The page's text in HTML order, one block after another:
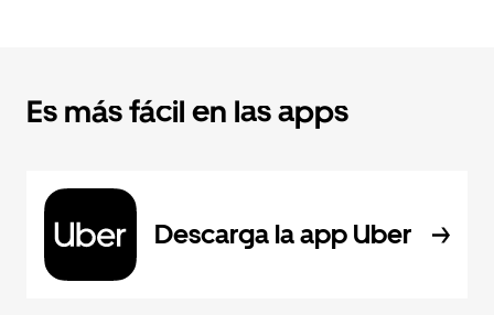
Es más fácil en las apps
Descarga la app Uber